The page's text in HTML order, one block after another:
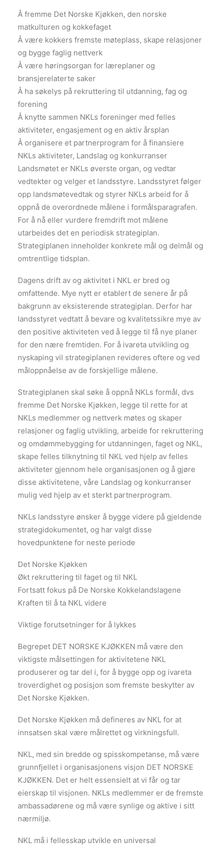
Å fremme Det Norske Kjøkken, den norske
matkulturen og kokkefaget
Å være kokkers fremste møteplass, skape relasjoner
og bygge faglig nettverk
Å være høringsorgan for læreplaner og
bransjerelaterte saker
Å ha søkelys på rekruttering til utdanning, fag og
forening
Å knytte sammen NKLs foreninger med felles
aktiviteter, engasjement og en aktiv årsplan
Å organisere et partnerprogram for å finansiere
NKLs aktiviteter, Landslag og konkurranser
Landsmøtet er NKLs øverste organ, og vedtar
vedtekter og velger et landsstyre. Landsstyret følger
opp landsmøtevedtak og styrer NKLs arbeid for å
oppnå de overordnede målene i formålsparagrafen.
For å nå eller vurdere fremdrift mot målene
utarbeides det en periodisk strategiplan.
Strategiplanen inneholder konkrete mål og delmål og
omtrentlige tidsplan.
Dagens drift av og aktivitet i NKL er bred og
omfattende. Mye nytt er etablert de senere år på
bakgrunn av eksisterende strategiplan. Derfor har
landsstyret vedtatt å bevare og kvalitetssikre mye av
den positive aktiviteten ved å legge til få nye planer
for den nære fremtiden. For å ivareta utvikling og
nyskaping vil strategiplanen revideres oftere og ved
måloppnåelse av de forskjellige målene.
Strategiplanen skal søke å oppnå NKLs formål, dvs
fremme Det Norske Kjøkken, legge til rette for at
NKLs medlemmer og nettverk møtes og skaper
relasjoner og faglig utvikling, arbeide for rekruttering
og omdømmebygging for utdanningen, faget og NKL,
skape felles tilknytning til NKL ved hjelp av felles
aktiviteter gjennom hele organisasjonen og å gjøre
disse aktivitetene, våre Landslag og konkurranser
mulig ved hjelp av et sterkt partnerprogram.
NKLs landsstyre ønsker å bygge videre på gjeldende
strategidokumentet, og har valgt disse
hovedpunktene for neste periode
Det Norske Kjøkken
Økt rekruttering til faget og til NKL
Fortsatt fokus på De Norske Kokkelandslagene
Kraften til å ta NKL videre
Viktige forutsetninger for å lykkes
Begrepet DET NORSKE KJØKKEN må være den
viktigste målsettingen for aktivitetene NKL
produserer og tar del i, for å bygge opp og ivareta
troverdighet og posisjon som fremste beskytter av
Det Norske Kjøkken.
Det Norske Kjøkken må defineres av NKL for at
innsatsen skal være målrettet og virkningsfull.
NKL, med sin bredde og spisskompetanse, må være
grunnfjellet i organisasjonens visjon DET NORSKE
KJØKKEN. Det er helt essensielt at vi får og tar
eierskap til visjonen. NKLs medlemmer er de fremste
ambassadørene og må være synlige og aktive i sitt
nærmiljø.
NKL må i fellesskap utvikle en universal